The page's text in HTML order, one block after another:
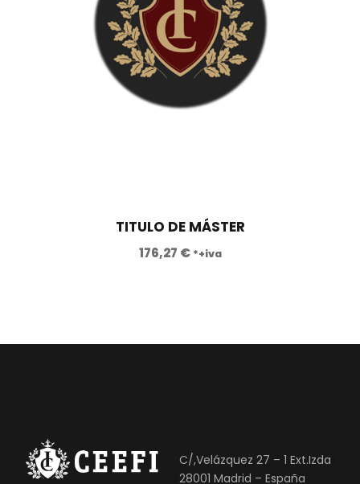
TITULO DE MÁSTER
176,27 € *+iva
C/,Velázquez 27 – 1 Ext.Izda
28001 Madrid – España